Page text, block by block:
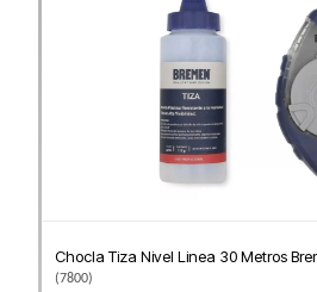
Chocla Tiza Nivel Linea 30 Metros
(7800)